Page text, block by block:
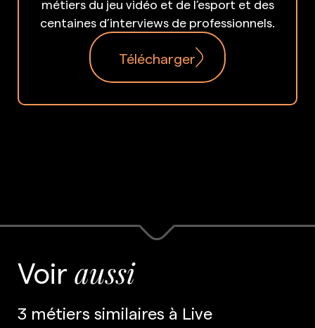
métiers du jeu vidéo et de l’esport et des
centaines d’interviews de professionnels.
Télécharger
Voir aussi
3 métiers similaires à Live